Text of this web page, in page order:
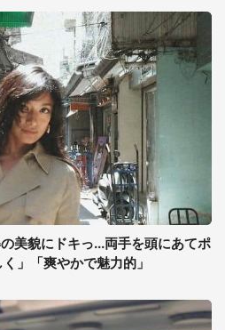
美貌にドキっ...両手を頭にあてポ
」「爽やかで魅力的」